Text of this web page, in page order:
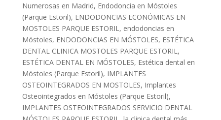
Numerosas en Madrid, Endodoncia en Móstoles
(Parque Estoril), ENDODONCIAS ECONÓMICAS EN
MOSTOLES PARQUE ESTORIL, endodoncias en
Móstoles, ENDODONCIAS EN MÓSTOLES, ESTÉTICA
DENTAL CLINICA MOSTOLES PARQUE ESTORIL,
ESTÉTICA DENTAL EN MÓSTOLES, Estética dental en
Móstoles (Parque Estoril), IMPLANTES
OSTEOINTEGRADOS EN MOSTOLES, Implantes
Osteointegrados en Móstoles (Parque Estoril),
IMPLANTES OSTEOINTEGRADOS SERVICIO DENTAL